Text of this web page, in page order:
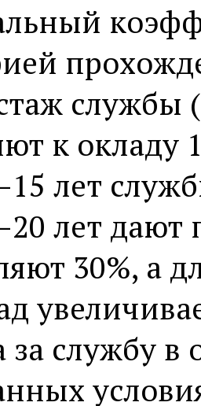
службы
к окладу
лет
лет дают
30%, а
за службу